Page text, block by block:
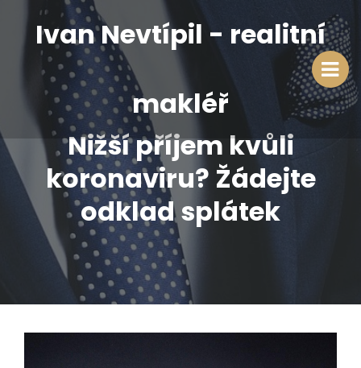
Ivan Nevtípil - realitní
makléř
Nižší příjem kvůli
koronaviru? Žádejte
odklad splátek